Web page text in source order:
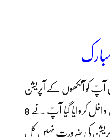
میں ہی آپؒ کو آنکھوں کے آپریشن
کے لئے لاہور میوہسپتال میں داخل کروایا گیا آپؒ نے 8
کہ مجھے آپریشن کی ضرورت نہیں کل